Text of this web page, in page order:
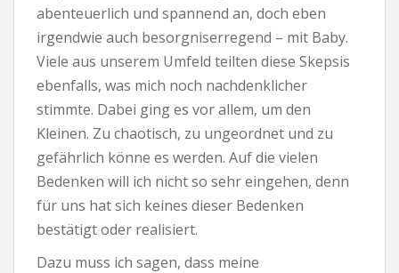
abenteuerlich und spannend an, doch eben
irgendwie auch besorgniserregend – mit Baby.
Viele aus unserem Umfeld teilten diese Skepsis
ebenfalls, was mich noch nachdenklicher
stimmte. Dabei ging es vor allem, um den
Kleinen. Zu chaotisch, zu ungeordnet und zu
gefährlich könne es werden. Auf die vielen
Bedenken will ich nicht so sehr eingehen, denn
für uns hat sich keines dieser Bedenken
bestätigt oder realisiert.
Dazu muss ich sagen, dass meine